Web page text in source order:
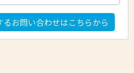
るお問い合わせはこちらから